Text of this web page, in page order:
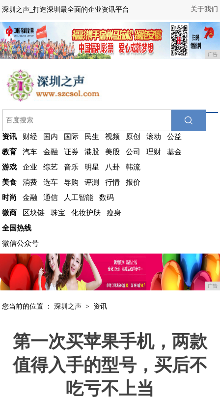
关于我们
深圳之声_打造深圳最全面的企业资讯平台
广告
资讯 财经 国内 国际 民生 视频 原创 滚动
公益
教育
汽车 金融 证券 港股 美股 公司 理财
基金
游戏
企业 综艺 音乐 明星 八卦
韩流
美食
消费 选车 导购 评测 行情
报价
时尚
金融 通信 人工智能
数码
微商
区块链 珠宝 化妆护肤
瘦身
全国热线
微信公众号
广告
您当前的位置 ：深圳之声 > 资讯
第一次买苹果手机，两款
值得入手的型号，买后不
吃亏不上当